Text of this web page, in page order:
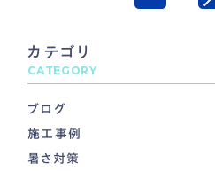
カテゴリ
CATEGORY
ブログ
施工事例
暑さ対策